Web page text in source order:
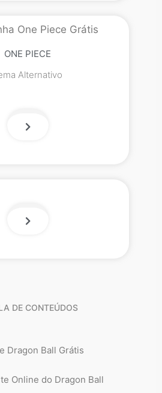
ONE PIECE
Alternativo
DE CONTEÚDOS
Dragon Ball Grátis
Online do Dragon Ball